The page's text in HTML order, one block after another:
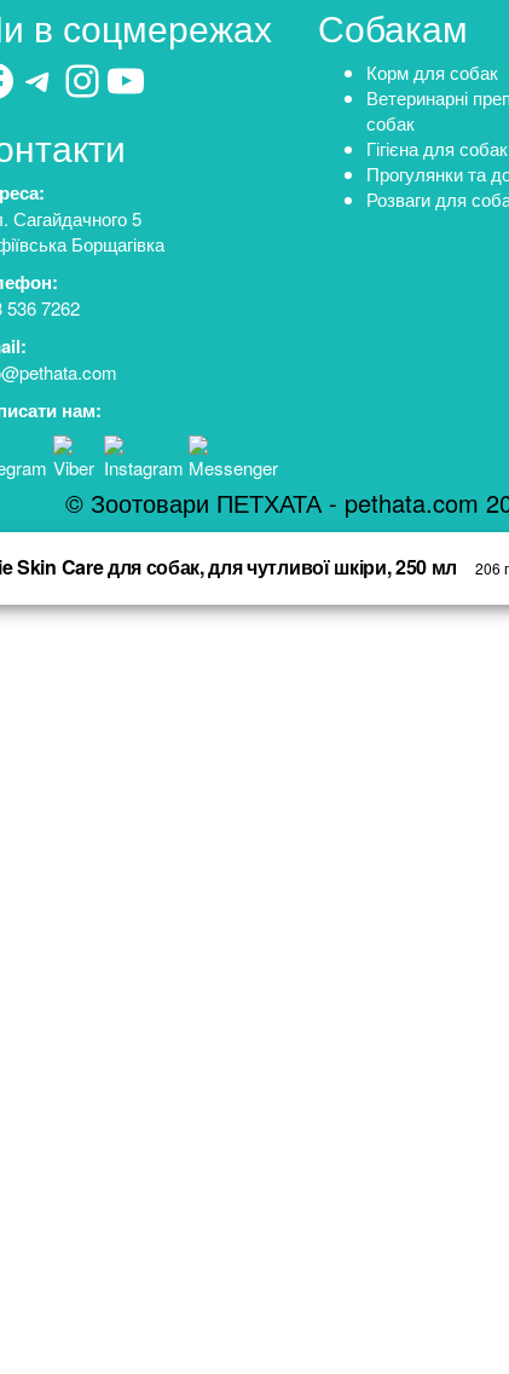
в соцмережах
Telegram
Instagram
YouTube
Сагайдачного 5
Борщагівка
536 7262
нам:
Собакам
Корм для собак
Ветеринарні
собак
Гігієна для собак
Прогулянки та
Розваги для
© Зоотовари ПЕТХАТА - pethata.com
Care для собак, для чутливої шкіри, 250 мл 206